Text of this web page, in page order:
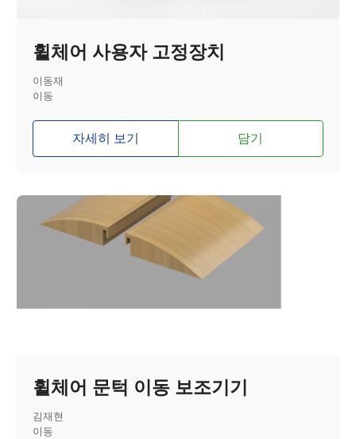
휠체어 사용자 고정장치
이동재
이동
자세히 보기 담기
휠체어 문턱 이동 보조기기
김재현
이동